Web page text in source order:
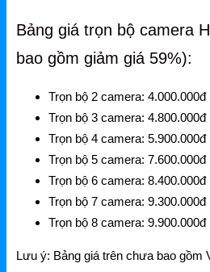
Ruijie
Ruijie Switch
Bảng giá trọn bộ camera
bao gồm giảm giá 59%):
Trọn bộ 2 camera: 4.000.000đ
Trọn bộ 3 camera: 4.800.000đ
Trọn bộ 4 camera: 5.900.000đ
Trọn bộ 5 camera: 7.600.000đ
Trọn bộ 6 camera: 8.400.000đ
Trọn bộ 7 camera: 9.300.000đ
Trọn bộ 8 camera: 9.900.000đ
Lưu ý: Bảng giá trên chưa bao gồm